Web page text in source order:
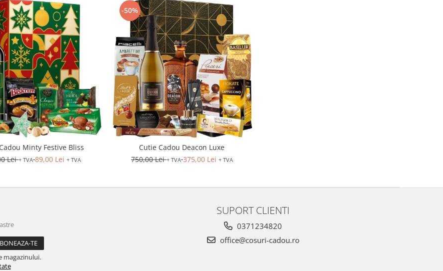
Minty Festive Bliss
Lei+ TVA 89,00 Lei + TVA
-50%
Cutie Cadou Deacon Luxe
750,00 Lei+ TVA 375,00 Lei + TVA
magazinului.
SUPORT CLIENTI
0371234820
office@cosuri-cadou.ro